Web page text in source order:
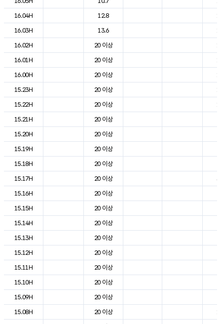
16.04H
12.8
16.03H
13.6
16.02H
20 이상
16.01H
20 이상
16.00H
20 이상
15.23H
20 이상
15.22H
20 이상
15.21H
20 이상
15.20H
20 이상
15.19H
20 이상
15.18H
20 이상
15.17H
20 이상
15.16H
20 이상
15.15H
20 이상
15.14H
20 이상
15.13H
20 이상
15.12H
20 이상
15.11H
20 이상
15.10H
20 이상
15.09H
20 이상
15.08H
20 이상